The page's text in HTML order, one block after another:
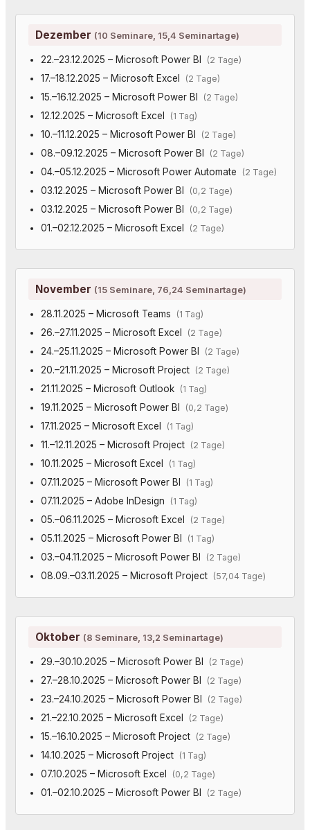
Dezember (10 Seminare, 15,4 Seminartage)
22.–23.12.2025 – Microsoft Power BI (2 Tage)
17.–18.12.2025 – Microsoft Excel (2 Tage)
15.–16.12.2025 – Microsoft Power BI (2 Tage)
12.12.2025 – Microsoft Excel (1 Tag)
10.–11.12.2025 – Microsoft Power BI (2 Tage)
08.–09.12.2025 – Microsoft Power BI (2 Tage)
04.–05.12.2025 – Microsoft Power Automate (2 Tage)
03.12.2025 – Microsoft Power BI (0,2 Tage)
03.12.2025 – Microsoft Power BI (0,2 Tage)
01.–02.12.2025 – Microsoft Excel (2 Tage)
November (15 Seminare, 76,24 Seminartage)
28.11.2025 – Microsoft Teams (1 Tag)
26.–27.11.2025 – Microsoft Excel (2 Tage)
24.–25.11.2025 – Microsoft Power BI (2 Tage)
20.–21.11.2025 – Microsoft Project (2 Tage)
21.11.2025 – Microsoft Outlook (1 Tag)
19.11.2025 – Microsoft Power BI (0,2 Tage)
17.11.2025 – Microsoft Excel (1 Tag)
11.–12.11.2025 – Microsoft Project (2 Tage)
10.11.2025 – Microsoft Excel (1 Tag)
07.11.2025 – Microsoft Power BI (1 Tag)
07.11.2025 – Adobe InDesign (1 Tag)
05.–06.11.2025 – Microsoft Excel (2 Tage)
05.11.2025 – Microsoft Power BI (1 Tag)
03.–04.11.2025 – Microsoft Power BI (2 Tage)
08.09.–03.11.2025 – Microsoft Project (57,04 Tage)
Oktober (8 Seminare, 13,2 Seminartage)
29.–30.10.2025 – Microsoft Power BI (2 Tage)
27.–28.10.2025 – Microsoft Power BI (2 Tage)
23.–24.10.2025 – Microsoft Power BI (2 Tage)
21.–22.10.2025 – Microsoft Excel (2 Tage)
15.–16.10.2025 – Microsoft Project (2 Tage)
14.10.2025 – Microsoft Project (1 Tag)
07.10.2025 – Microsoft Excel (0,2 Tage)
01.–02.10.2025 – Microsoft Power BI (2 Tage)